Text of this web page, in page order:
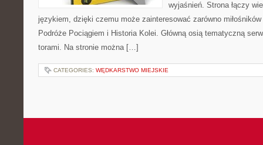
wyjaśnień. Strona łączy
językiem, dzięki czemu może zainteresować zarówno
Podróże Pociągiem i Historia Kolei. Główną osią tematyczną
torami. Na stronie można […]
CATEGORIES: WĘDKARSTWO MIEJSKIE